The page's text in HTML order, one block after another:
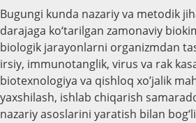
Bugungi kunda nazariy va metodik
darajaga ko‘tarilgan zamonaviy
biologik jarayonlarni organizmdan
irsiy, immunotanglik, virus va rak
biotexnologiya va qishloq xo’jalik
yaxshilash, ishlab chiqarish
nazariy asoslarini yaratish bilan